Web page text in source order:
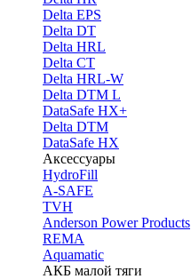
Delta EPS
Delta DT
Delta HRL
Delta CT
Delta HRL-W
Delta DTM L
DataSafe HX+
Delta DTM
DataSafe HX
Аксессуары
HydroFill
A-SAFE
TVH
Anderson Power Products
REMA
Aquamatic
АКБ малой тяги